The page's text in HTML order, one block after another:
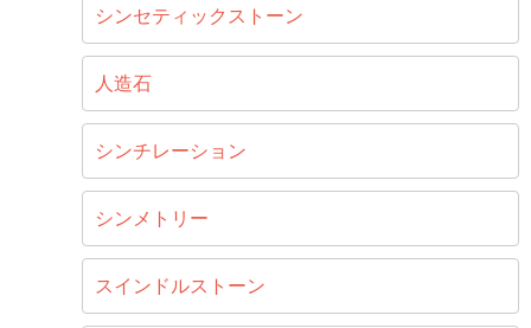
シンセティックストーン
人造石
シンチレーション
シンメトリー
スインドルストーン